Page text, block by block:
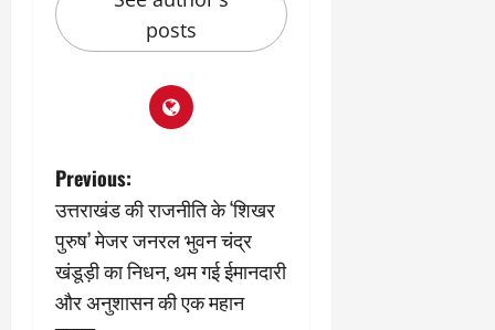
posts
P
o
s
Previous:
उत्तराखंड की राजनीति के ‘शिखर
पुरुष’ मेजर जनरल भुवन चंद्र
खंडूड़ी का निधन, थम गई ईमानदारी
और अनुशासन की एक महान